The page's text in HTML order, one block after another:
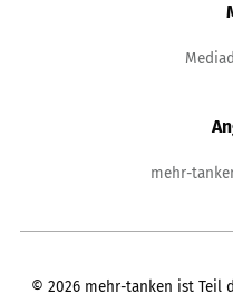
mehr-
© 2026 mehr-tanken ist Teil